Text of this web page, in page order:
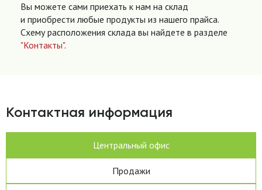
Вы можете сами приехать к нам на склад
и приобрести любые продукты из нашего прайса.
Схему расположения склада вы найдете в разделе
"Контакты".
Контактная информация
Центральный офис
Продажи